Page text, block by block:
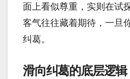
面上看似尊重，实则在试
客气往往藏着期待，一旦
纠葛。
滑向纠葛的底层逻辑